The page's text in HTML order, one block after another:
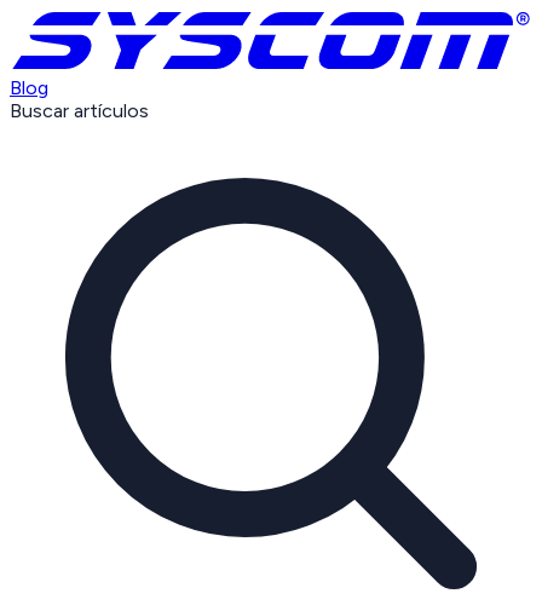
Blog
Buscar artículos